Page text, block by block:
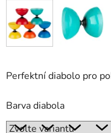
Perfektní diabolo pro
Barva diabola